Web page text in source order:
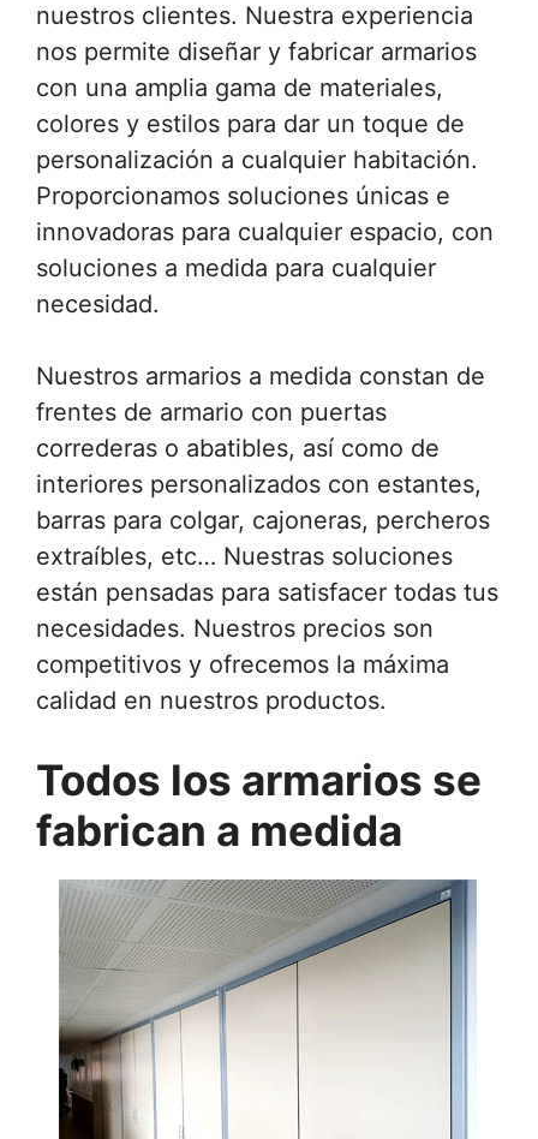
nuestros clientes. Nuestra experiencia
nos permite diseñar y fabricar armarios
con una amplia gama de materiales,
colores y estilos para dar un toque de
personalización a cualquier habitación.
Proporcionamos soluciones únicas e
innovadoras para cualquier espacio, con
soluciones a medida para cualquier
necesidad.
Nuestros armarios a medida constan de
frentes de armario con puertas
correderas o abatibles, así como de
interiores personalizados con estantes,
barras para colgar, cajoneras, percheros
extraíbles, etc… Nuestras soluciones
están pensadas para satisfacer todas tus
necesidades. Nuestros precios son
competitivos y ofrecemos la máxima
calidad en nuestros productos.
Todos los armarios se
fabrican a medida